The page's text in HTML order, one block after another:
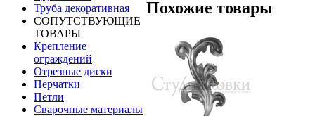
Труба декоративная
СОПУТСТВУЮЩИЕ
ТОВАРЫ
Крепление
ограждений
Отрезные диски
Перчатки
Петли
Сварочные материалы
Похожие товары